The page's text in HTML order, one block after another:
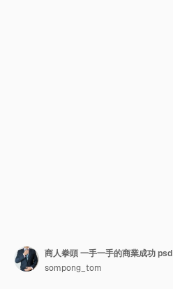
商人拳頭 一手一手的商業成功 psd
sompong_tom